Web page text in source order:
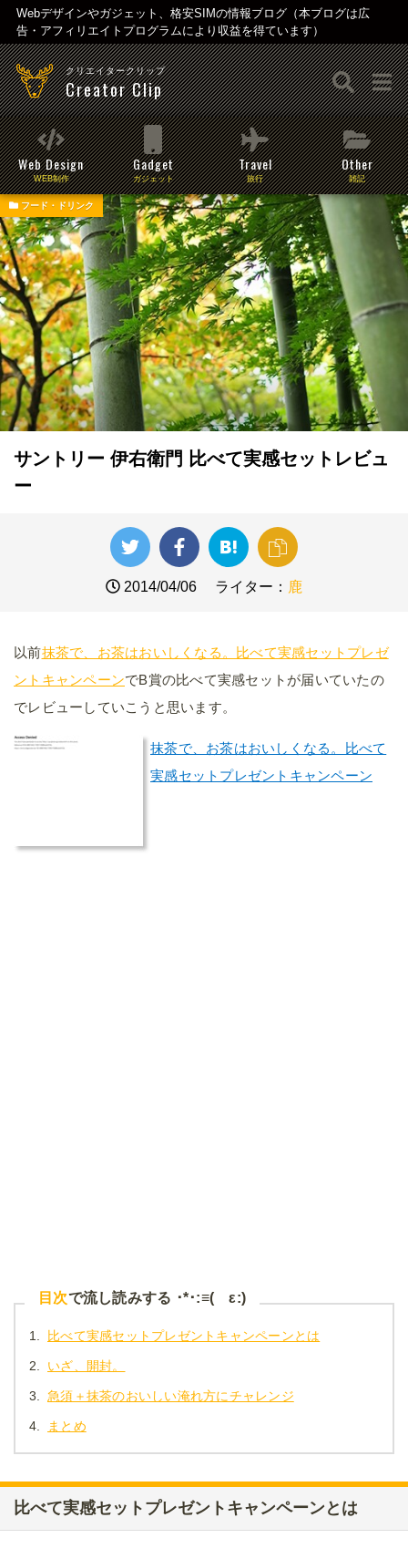
Webデザインやガジェット、格安SIMの情報ブログ（本ブログは広
告・アフィリエイトプログラムにより収益を得ています）
クリエイタークリップ
Creator Clip
Web Design
WEB制作
Gadget
ガジェット
Travel
旅行
Other
雑記
フード・ドリンク
サントリー 伊右衛門 比べて実感セットレビュ
ー
2014/04/06 ライター： 鹿
以前抹茶で、お茶はおいしくなる。比べて実感セットプレゼ
ントキャンペーンでB賞の比べて実感セットが届いていたの
でレビューしていこうと思います。
抹茶で、お茶はおいしくなる。比べて
実感セットプレゼントキャンペーン
目次で流し読みする ･*･:≡( ε:)
1. 比べて実感セットプレゼントキャンペーンとは
2. いざ、開封。
3. 急須＋抹茶のおいしい淹れ方にチャレンジ
4. まとめ
比べて実感セットプレゼントキャンペーンとは